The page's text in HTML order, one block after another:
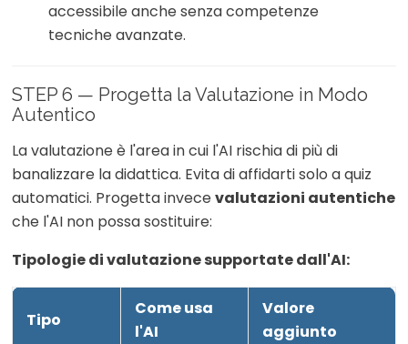
accessibile anche senza competenze
tecniche avanzate.
STEP 6 — Progetta la Valutazione in Modo
Autentico
La valutazione è l'area in cui l'AI rischia di più di
banalizzare la didattica. Evita di affidarti solo a quiz
automatici. Progetta invecevalutazioni autentiche
che l'AI non possa sostituire:
Tipologie di valutazione supportate dall'AI:
Tipo
Come usa
l'AI
Valore
aggiunto